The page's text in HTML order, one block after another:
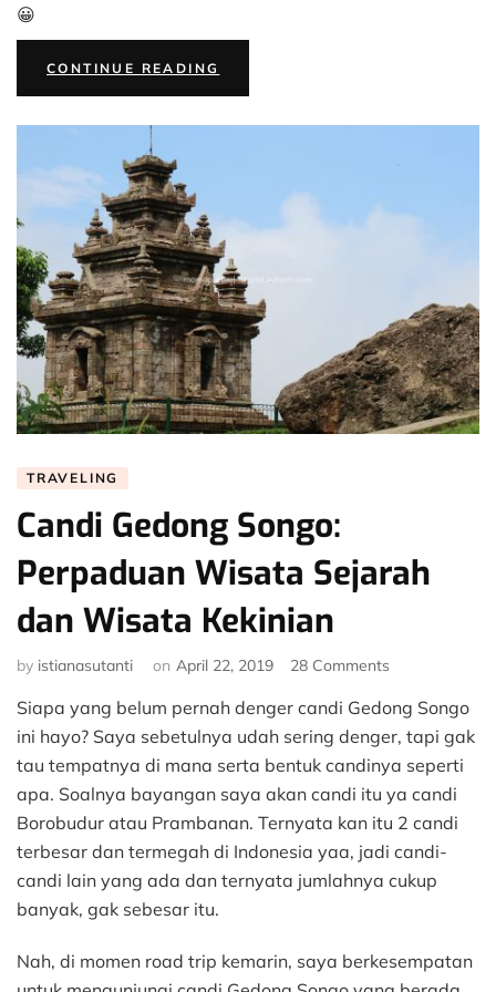
😀
CONTINUE READINGKAMI
SANGGUP
TRAVELING
TRAVELING
Candi Gedong Songo:
Perpaduan Wisata Sejarah
dan Wisata Kekinian
by istianasutanti on April 22, 2019 28 Comments
Gedong
Songo:
Perpaduan
Wisata
Sejarah
dan
Wisata
Kekinian
Siapa yang belum pernah denger candi Gedong Songo
ini hayo? Saya sebetulnya udah sering denger, tapi gak
tau tempatnya di mana serta bentuk candinya seperti
apa. Soalnya bayangan saya akan candi itu ya candi
Borobudur atau Prambanan. Ternyata kan itu 2 candi
terbesar dan termegah di Indonesia yaa, jadi candi-
candi lain yang ada dan ternyata jumlahnya cukup
banyak, gak sebesar itu.
Nah, di momen road trip kemarin, saya berkesempatan